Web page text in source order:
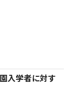
入学者に対す